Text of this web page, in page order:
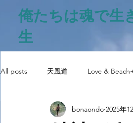
俺たちは魂で生
生
All posts 天風道 Love &
bonaondo 2025年